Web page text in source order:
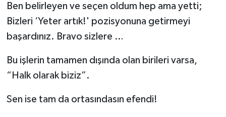
Ben belirleyen ve seçen oldum hep ama yetti;
Bizleri ‘Yeter artık!' pozisyonuna getirmeyi
başardınız. Bravo sizlere …
Bu işlerin tamamen dışında olan birileri varsa,
“Halk olarak biziz”.
Sen ise tam da ortasındasın efendi!